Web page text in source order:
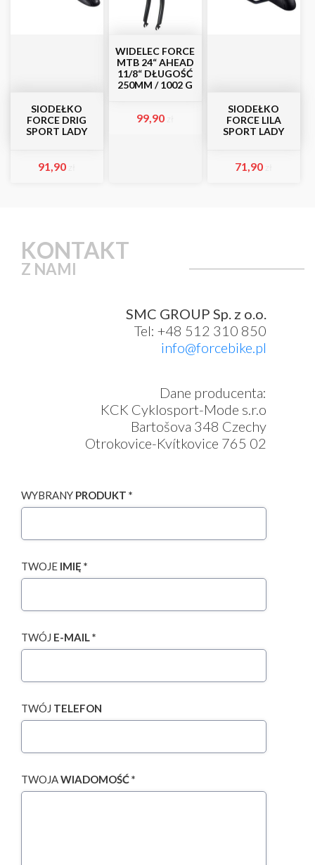
SIODEŁKO
FORCE DRIG
SPORT LADY
91,90
WIDELEC FORCE
MTB 24“ AHEAD
11/8“ DŁUGOŚĆ
250MM / 1002 G
99,90
SIODEŁKO
FORCE LILA
SPORT LADY
71,90
KONTAKT
Z NAMI
SMC GROUP Sp. z o.o.
Tel: +48 512 310 850
info@forcebike.pl
Dane producenta:
KCK Cyklosport-Mode s.r.o
Bartošova 348 Czechy
Otrokovice-Kvítkovice 765 02
WYBRANY PRODUKT *
TWOJE IMIĘ *
TWÓJ E-MAIL *
TWÓJ TELEFON
TWOJAWIADOMOŚĆ *